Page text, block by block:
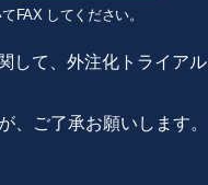
FAX してください。
して、外注化トライアル
、ご了承お願いします。